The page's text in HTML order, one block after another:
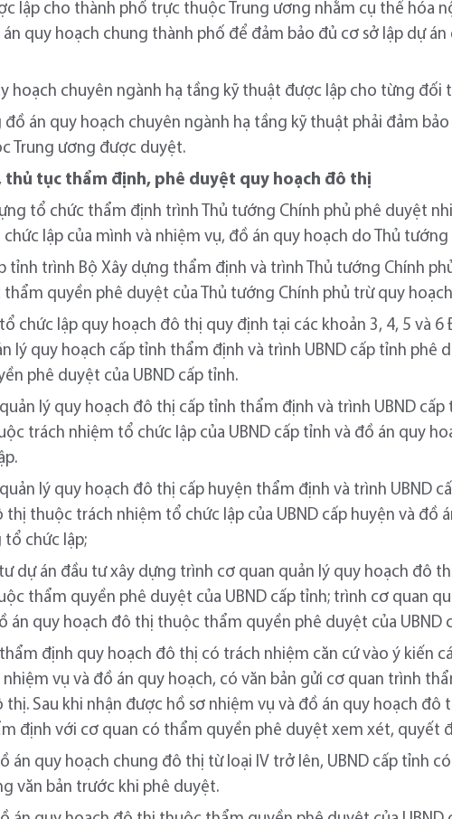
lập cho thành phố trực thuộc Trung ương nhằm cụ thể hóa
quy hoạch chung thành phố để đảm bảo đủ cơ sở lập dự
hoạch chuyên ngành hạ tầng kỹ thuật được lập cho từng
đồ án quy hoạch chuyên ngành hạ tầng kỹ thuật phải đảm
Trung ương được duyệt.
thủ tục thẩm định, phê duyệt quy hoạch đô thị
tổ chức thẩm định trình Thủ tướng Chính phủ phê duyệt
lập của mình và nhiệm vụ, đồ án quy hoạch do Thủ tướng
tỉnh trình Bộ Xây dựng thẩm định và trình Thủ tướng Chính
quyền phê duyệt của Thủ tướng Chính phủ trừ quy
chức lập quy hoạch đô thị quy định tại các khoản 3, 4, 5 và
lý quy hoạch cấp tỉnh thẩm định và trình UBND cấp tỉnh
phê duyệt của UBND cấp tỉnh.
lý quy hoạch đô thị cấp tỉnh thẩm định và trình UBND
trách nhiệm tổ chức lập của UBND cấp tỉnh và đồ án quy
lý quy hoạch đô thị cấp huyện thẩm định và trình UBND
thị thuộc trách nhiệm tổ chức lập của UBND cấp huyện và đồ
tổ chức lập;
dự án đầu tư xây dựng trình cơ quan quản lý quy hoạch đô
thẩm quyền phê duyệt của UBND cấp tỉnh; trình cơ quan
án quy hoạch đô thị thuộc thẩm quyền phê duyệt của UBND
định quy hoạch đô thị có trách nhiệm căn cứ vào ý kiến
vụ và đồ án quy hoạch, có văn bản gửi cơ quan trình
thị. Sau khi nhận được hồ sơ nhiệm vụ và đồ án quy hoạch
định với cơ quan có thẩm quyền phê duyệt xem xét, quyết
án quy hoạch chung đô thị từ loại IV trở lên, UBND cấp tỉnh
văn bản trước khi phê duyệt.